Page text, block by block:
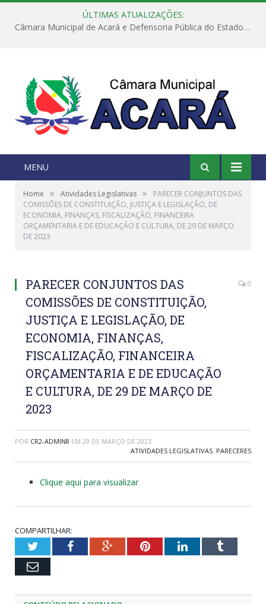
ÚLTIMAS ATUALIZAÇÕES:
Câmara Municipal de Acará e Defensoria Pública do Estado, promovem Ação Balcão de Direitos
MENU
Home » Atividades Legislativas »
PARECER CONJUNTOS DAS
COMISSÕES DE CONSTITUIÇÃO, JUSTIÇA E LEGISLAÇÃO, DE
ECONOMIA, FINANÇAS, FISCALIZAÇÃO, FINANCEIRA
ORÇAMENTARIA E DE EDUCAÇÃO E CULTURA, DE 29 DE MARÇO
DE 2023
PARECER CONJUNTOS DAS
COMISSÕES DE CONSTITUIÇÃO,
JUSTIÇA E LEGISLAÇÃO, DE
ECONOMIA, FINANÇAS,
FISCALIZAÇÃO, FINANCEIRA
ORÇAMENTARIA E DE EDUCAÇÃO
E CULTURA, DE 29 DE MARÇO DE
2023
0
POR CR2-ADMIN8 EM 29 DE MARÇO DE 2023
ATIVIDADES LEGISLATIVAS, PARECERES
Clique aqui para visualizar
COMPARTILHAR:
TwitterFacebookGoogle+PinterestLinkedInTumblr
Email